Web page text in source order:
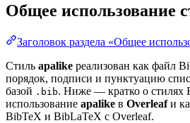
Общее использование
Заголовок раздела «Общее
Стиль apalike реализован как файл
порядок, подписи и пунктуацию
базой .bib. Ниже — кратко о стилях
использование apalike в Overleafи
BibTeX и BibLaTeX с Overleaf.